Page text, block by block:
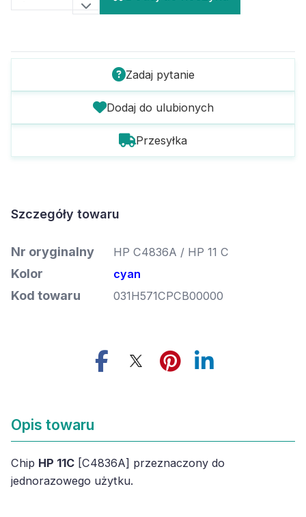
Zadaj pytanie
Dodaj do ulubionych
Przesyłka
Szczegóły towaru
Nr oryginalny HP C4836A / HP 11 C
Kolor cyan
Kod towaru 031H571CPCB00000
Opis towaru
Chip HP 11C [C4836A] przeznaczony do
jednorazowego użytku.